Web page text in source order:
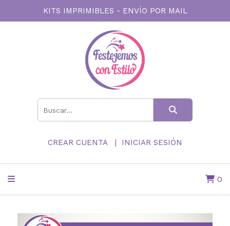
KITS IMPRIMIBLES - ENVÍO POR MAIL
CREAR CUENTA INICIAR SESIÓN
0